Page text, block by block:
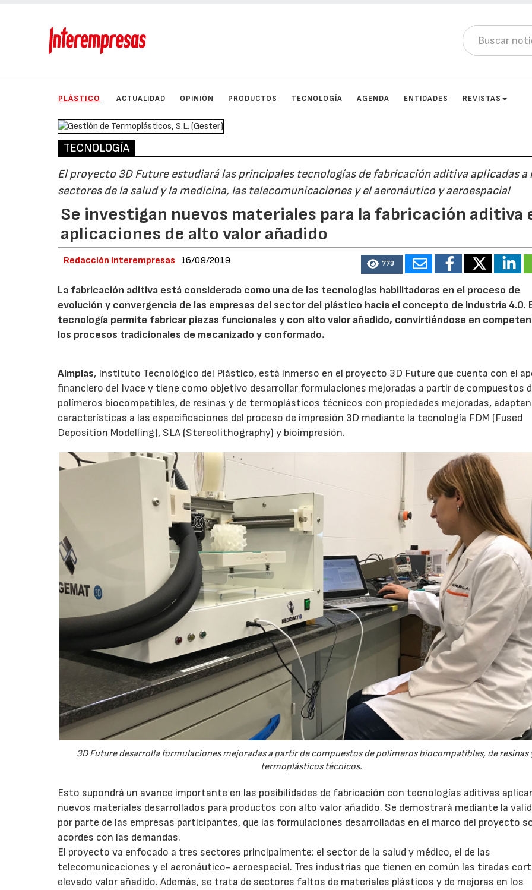
PLÁSTICO ACTUALIDAD OPINIÓN PRODUCTOS TECNOLOGÍA AGENDA ENTIDADES REVISTAS
TECNOLOGÍA
El proyecto 3D Future estudiará las principales tecnologías de fabricación aditiva aplicadas a
sectores de la salud y la medicina, las telecomunicaciones y el aeronáutico y aeroespacial
Se investigan nuevos materiales para la fabricación aditiva
aplicaciones de alto valor añadido
Redacción Interempresas 16/09/2019 773
La fabricación aditiva está considerada como una de las tecnologías habilitadoras en el proceso de
evolución y convergencia de las empresas del sector del plástico hacia el concepto de Industria 4.0.
tecnología permite fabricar piezas funcionales y con alto valor añadido, convirtiéndose en
los procesos tradicionales de mecanizado y conformado.
Aimplas, Instituto Tecnológico del Plástico, está inmerso en el proyecto 3D Future que cuenta con el
financiero del Ivace y tiene como objetivo desarrollar formulaciones mejoradas a partir de compuestos
polímeros biocompatibles, de resinas y de termoplásticos técnicos con propiedades mejoradas,
características a las especificaciones del proceso de impresión 3D mediante la tecnología FDM (Fused
Deposition Modelling), SLA (Stereolithography) y bioimpresión.
3D Future desarrolla formulaciones mejoradas a partir de compuestos de polímeros biocompatibles, de resinas
termoplásticos técnicos.
Esto supondrá un avance importante en las posibilidades de fabricación con tecnologías aditivas
nuevos materiales desarrollados para productos con alto valor añadido. Se demostrará mediante la
por parte de las empresas participantes, que las formulaciones desarrolladas en el marco del proyecto
acordes con las demandas.
El proyecto va enfocado a tres sectores principalmente: el sector de la salud y médico, el de las
telecomunicaciones y el aeronáutico- aeroespacial. Tres industrias que tienen en común las tiradas
elevado valor añadido. Además, se trata de sectores faltos de materiales plásticos y de mejoras en los